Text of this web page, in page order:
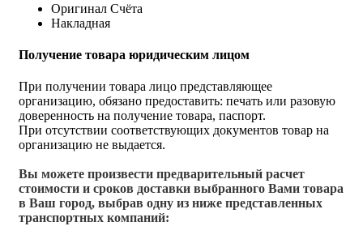
Оригинал Счёта
Накладная
Получение товара юридическим лицом
При получении товара лицо представляющее
организацию, обязано предоставить: печать или разовую
доверенность на получение товара, паспорт.
При отсутствии соответствующих документов товар на
организацию не выдается.
Вы можете произвести предварительный расчет
стоимости и сроков доставки выбранного Вами товара
в Ваш город, выбрав одну из ниже представленных
транспортных компаний: